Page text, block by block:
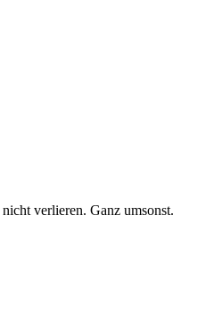
verlieren. Ganz umsonst.